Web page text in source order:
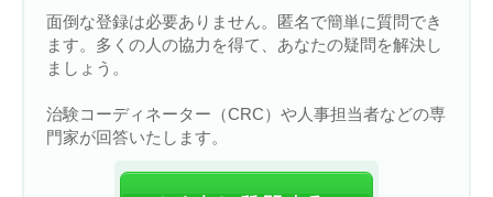
面倒な登録は必要ありません。匿名で簡単に質問でき
ます。多くの人の協力を得て、あなたの疑問を解決し
ましょう。
治験コーディネーター（CRC）や人事担当者などの専
門家が回答いたします。